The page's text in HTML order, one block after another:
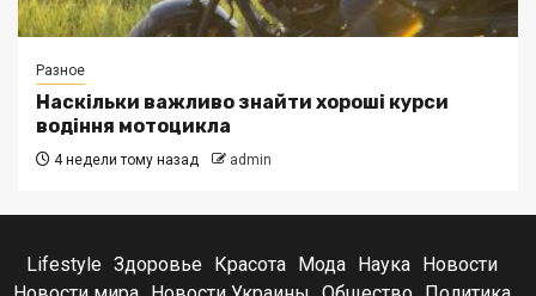
Разное
Наскільки важливо знайти хороші курси
водіння мотоцикла
4 недели тому назад admin
Lifestyle Здоровье Красота Мода Наука Новости